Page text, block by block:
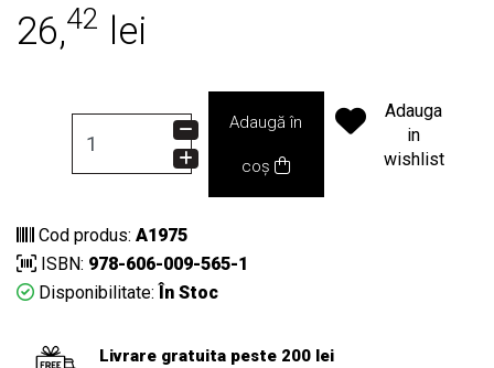
26,42 lei
Adaugă în
coș
Adauga
in
wishlist
Cod produs: A1975
ISBN: 978-606-009-565-1
Disponibilitate: În Stoc
Livrare gratuita peste 200 lei